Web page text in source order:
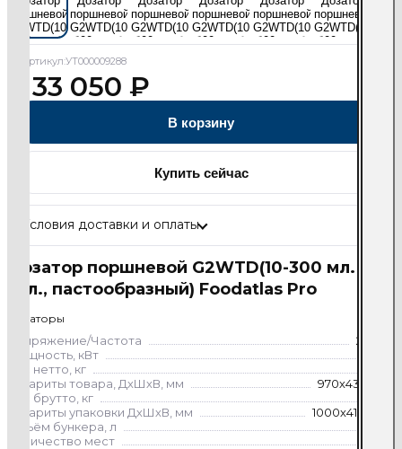
Дозатор поршневой G2WTD(10-300 мл. 2
гол., пастообразный) Foodatlas Pro
Дозаторы
Напряжение/Частота
220/50
Мощность, кВт
Вес нетто, кг
Габариты товара, ДхШхВ, мм
970х430х770
Вес брутто, кг
Габариты упаковки ДхШхВ, мм
1000х410х400
Объём бункера, л
Количество мест
Артикул:УТ000009288
133 050 ₽
В корзину
Купить сейчас
Условия доставки и оплаты